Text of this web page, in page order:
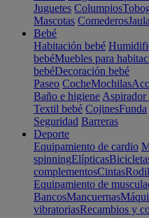
Juguetes Columpios
Mascotas Comederos
Bebé
Habitación bebé
bebéMuebles para
bebéDecoración bebé
Paseo CocheMochilas
Baño e higiene Aspirador
Textil bebé CojinesFunda
Seguridad Barreras
Deporte
Equipamiento de cardio
spinningElípticas
complementosCintas
Equipamiento de
BancosMancuernas
vibratoriasRecambios y